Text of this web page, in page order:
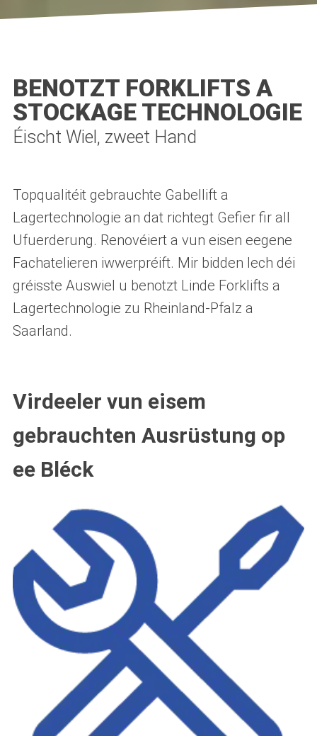
Éischt Wiel, zweet Hand
BENOTZT FORKLIFTS A
STOCKAGE TECHNOLOGIE
Topqualitéit gebrauchte Gabellift a
Lagertechnologie an dat richtegt Gefier fir all
Ufuerderung. Renovéiert a vun eisen eegene
Fachatelieren iwwerpréift. Mir bidden Iech déi
gréisste Auswiel u benotzt Linde Forklifts a
Lagertechnologie zu Rheinland-Pfalz a
Saarland.
Virdeeler vun eisem
gebrauchten Ausrüstung op
ee Bléck